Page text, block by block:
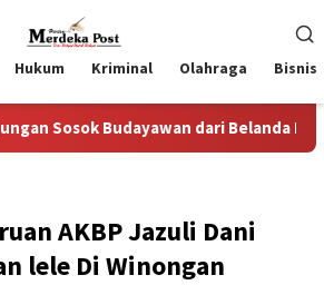
Hukum Kriminal Olahraga Bisnis
dari Belanda Mr. Crues Collen
AKBP Jazuli Dani
lele Di Winongan